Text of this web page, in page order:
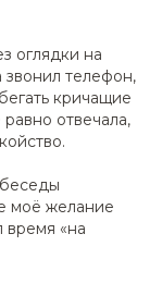
оглядки на
звонил телефон,
кричащие
отвечала,
моё желание
время «на